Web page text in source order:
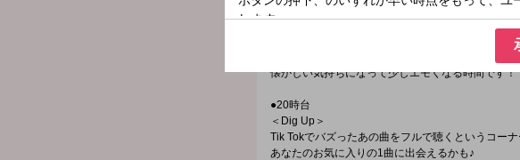
懐かしい気持ちになって少しエモくなる時間です！
●20時台
＜Dig Up＞
Tik Tokでバズったあの曲をフルで聴くというコーナ
あなたのお気に入りの1曲に出会えるかも♪